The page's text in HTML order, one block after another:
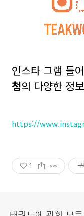
인스타 그램 들
청의 다양한 정
https://
1 구